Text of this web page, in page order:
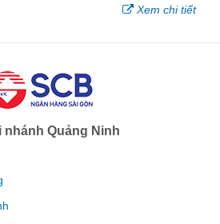
Xem chi tiết
nhánh Quảng Ninh